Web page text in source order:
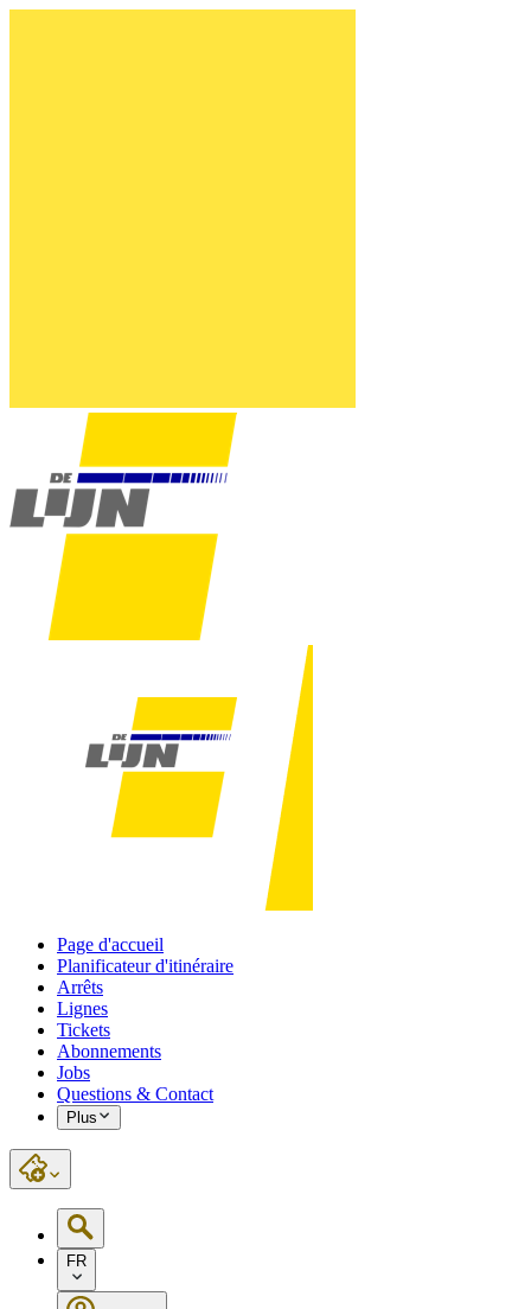
Page d'accueil
Planificateur d'itinéraire
Arrêts
Lignes
Tickets
Abonnements
Jobs
Questions & Contact
Plus
FR